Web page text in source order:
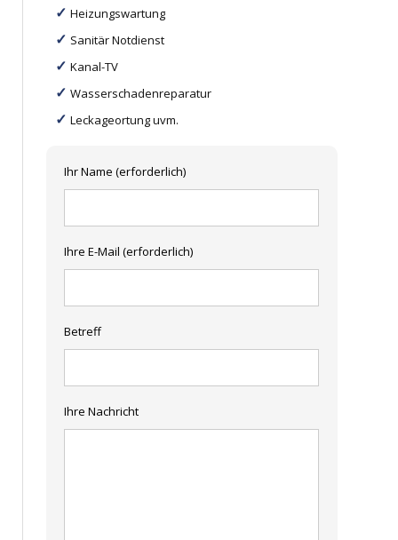
Heizungswartung
Sanitär Notdienst
Kanal-TV
Wasserschadenreparatur
Leckageortung uvm.
Ihr Name (erforderlich)
Ihre E-Mail (erforderlich)
Betreff
Ihre Nachricht